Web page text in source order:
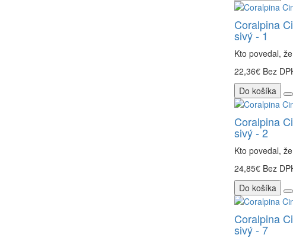
Coralpina
sivý - 1
Kto povedal,
22,36€ Bez
Do košíka
Coralpina
sivý - 2
Kto povedal,
24,85€ Bez
Do košíka
Coralpina
sivý - 7